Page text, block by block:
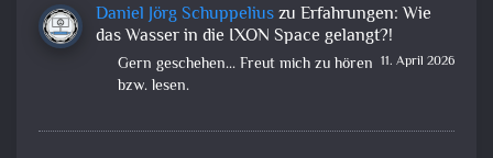
Daniel Jörg Schuppeliuszu Erfahrungen: Wie
das Wasser in die IXON Space gelangt?!
11. April 2026
Gern geschehen... Freut mich zu hören
bzw. lesen.